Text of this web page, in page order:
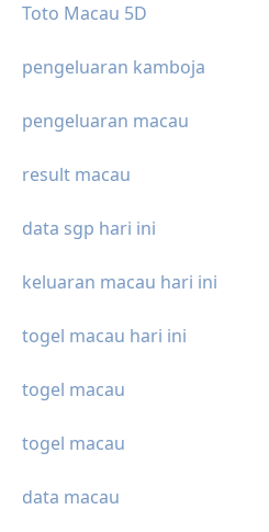
Toto Macau 5D
pengeluaran kamboja
pengeluaran macau
result macau
data sgp hari ini
keluaran macau hari ini
togel macau hari ini
togel macau
togel macau
data macau